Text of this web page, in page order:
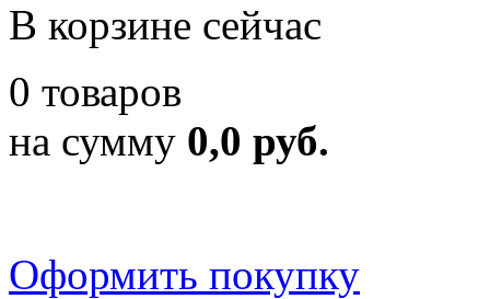
В корзине сейчас
0 товаров
на сумму 0,0 руб.
Оформить покупку